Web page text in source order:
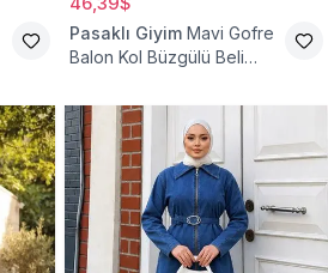
Pasaklı Giyim Mavi Gofre
Balon Kol Büzgülü Beli
Takım